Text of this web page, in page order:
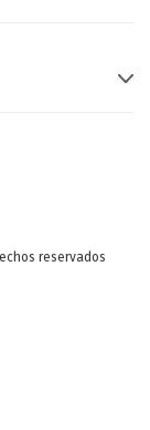
reservados